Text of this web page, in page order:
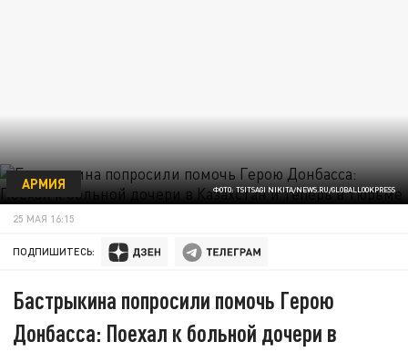
ФОТО: TSITSAGI NIKITA/NEWS.RU/GLOBALLOOKPRESS
АРМИЯ
25 МАЯ 16:15
ПОДПИШИТЕСЬ:
Бастрыкина попросили помочь Герою
Донбасса: Поехал к больной дочери в